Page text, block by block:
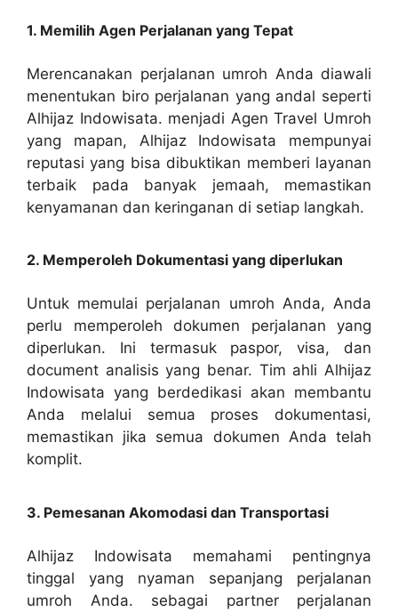
1. Memilih Agen Perjalanan yang Tepat
Merencanakan perjalanan umroh Anda diawali
menentukan biro perjalanan yang andal seperti
Alhijaz Indowisata. menjadi Agen Travel Umroh
yang mapan, Alhijaz Indowisata mempunyai
reputasi yang bisa dibuktikan memberi layanan
terbaik pada banyak jemaah, memastikan
kenyamanan dan keringanan di setiap langkah.
2. Memperoleh Dokumentasi yang diperlukan
Untuk memulai perjalanan umroh Anda, Anda
perlu memperoleh dokumen perjalanan yang
diperlukan. Ini termasuk paspor, visa, dan
document analisis yang benar. Tim ahli Alhijaz
Indowisata yang berdedikasi akan membantu
Anda melalui semua proses dokumentasi,
memastikan jika semua dokumen Anda telah
komplit.
3. Pemesanan Akomodasi dan Transportasi
Alhijaz Indowisata memahami pentingnya
tinggal yang nyaman sepanjang perjalanan
umroh Anda. sebagai partner perjalanan